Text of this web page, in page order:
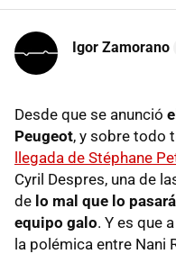
Igor Zamorano
Desde que se anunció
Peugeot, y sobre todo
llegada de Stéphane
Cyril Despres, una de
de lo mal que lo
equipo galo. Y es que
la polémica entre Nani